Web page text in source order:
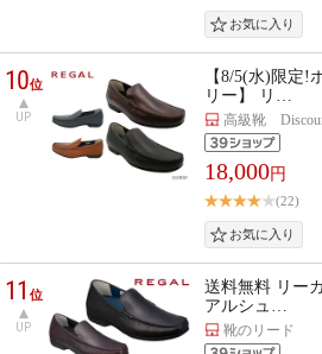
10位
UP
【8/5(水)限定!
リー】 リ…
高級靴
18,000円
(22)
11位
UP
送料無料 リー
アルシュ…
靴のリード